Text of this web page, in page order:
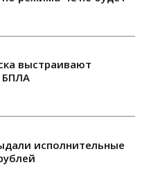
выстраивают
БПЛА
исполнительные